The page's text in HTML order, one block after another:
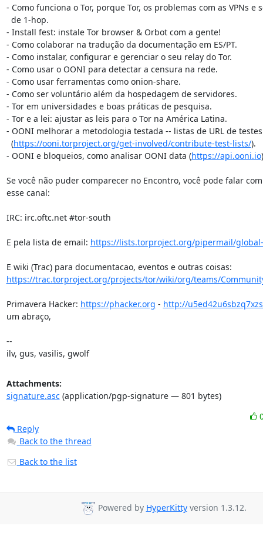
- Como funciona o Tor, porque Tor, os problemas com as VPNs e
- Install fest: instale Tor browser & Orbot com a gente!
- Como colaborar na tradução da documentação em ES/PT.
- Como instalar, configurar e gerenciar o seu relay do Tor.
- Como usar o OONI para detectar a censura na rede.
- Como usar ferramentas como onion-share.
- Como ser voluntário além da hospedagem de servidores.
- Tor em universidades e boas práticas de pesquisa.
- Tor e a lei: ajustar as leis para o Tor na América Latina.
- OONI melhorar a metodologia testada -- listas de URL de testes
  (
https://ooni.torproject.org/get-involved/contribute-test-lists/).
- OONI e bloqueios, como analisar OONI data (https://api.ooni.io
Se você não puder comparecer no Encontro, você pode falar
esse canal:
IRC: irc.oftc.net #tor-south
E pela lista de email: https://lists.torproject.org/pipermail/
https://trac.torproject.org/projects/tor/wiki/org/teams/
Primavera Hacker: https://phacker.org - http://
um abraço,
--
ilv, gus, vasilis, gwolf
Attachments:
signature.asc(application/pgp-signature — 801 bytes)
Reply
Back to the thread
Back to the list
Powered by HyperKittyversion 1.3.12.